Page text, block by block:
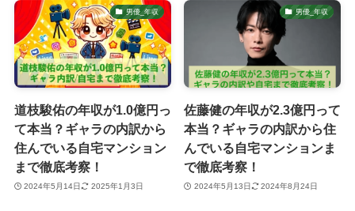
男優_年収
道枝駿佑の年収が1.0億円っ
て本当？ギャラの内訳から
住んでいる自宅マンション
まで徹底考察！
2024年5月14日 2025年1月3日
男優_年収
佐藤健の年収が2.3億円って
本当？ギャラの内訳から住
んでいる自宅マンションま
で徹底考察！
2024年5月13日 2024年8月24日